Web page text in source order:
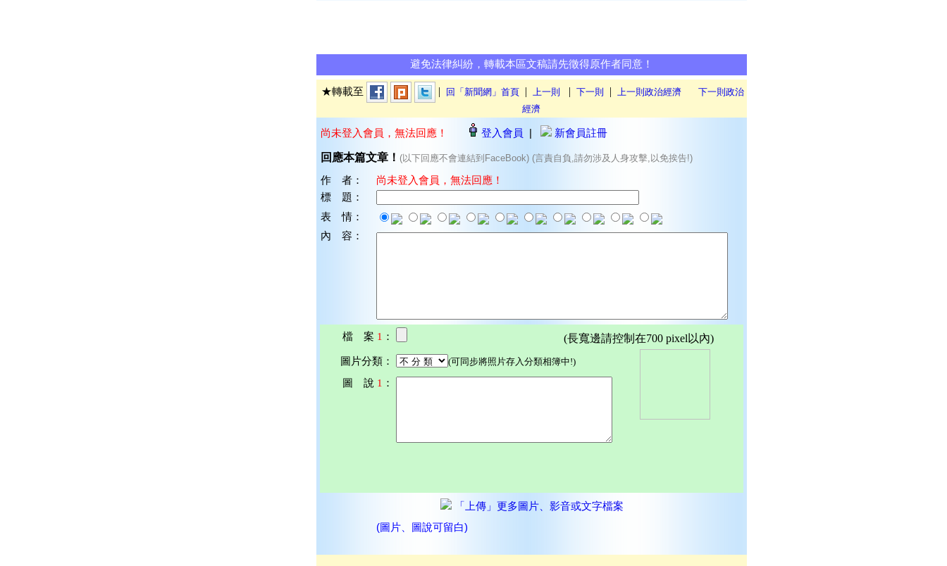
避免法律糾紛，轉載本區文稿請先徵得原作者同意！
★轉載至 | 回「新聞網」首頁 | 上一則 | 下一則 | 上一則政治經濟
下一則政治
經濟
尚未登入會員，無法回應！ 登入會員 | 新會員註冊
回應本篇文章！ (以下回應不會連結到FaceBook) (言責自負,請勿涉及人身攻擊,以免挨告!)
作 者：
尚未登入會員，無法回應！
標 題：
表 情：
內 容：
檔 案 1 ： (長寬邊請控制在700 pixel以內)
圖片分類： (可同步將照片存入分類相簿中!)
圖 說 1 ：
「上傳」更多圖片、影音或文字檔案
(圖片、圖說可留白)